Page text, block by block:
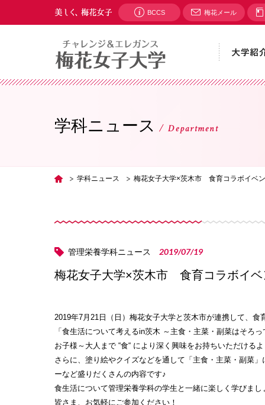
BCCS 梅花メール
学科ニュース Department
TOP 学科ニュース 梅花女子大学×茨木市 食育コラボイベ
管理栄養学科ニュース 2019/07/19
梅花女子大学×茨木市 食育コラボイベ
2019年7月21日（日）梅花女子大学と茨木市が連携して、食
「食生活について考えるin茨木 ～主食・主菜・副菜はそろ
お子様～大人まで “食“ により深く興味をお持ちいただける
さらに、塗り絵やクイズなどを通して「主食・主菜・副菜
ーなど盛りだくさんの内容です♪
食生活について管理栄養学科の学生と一緒に楽しく学びまし
皆さま、お気軽にご参加ください！